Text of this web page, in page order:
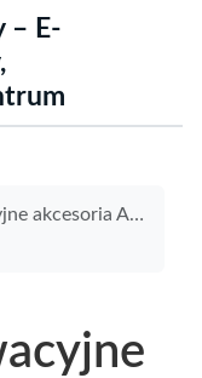
– E-
papierosa dla wygodnego palenia